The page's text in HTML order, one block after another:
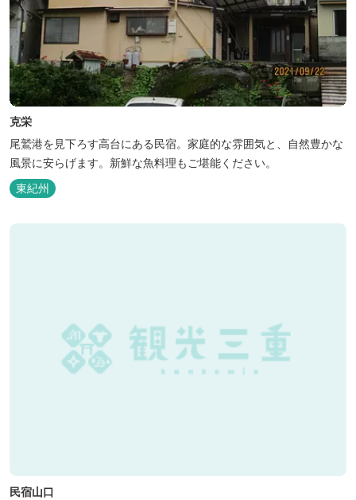
克栄
尾鷲港を見下ろす高台にある民宿。家庭的な雰囲気と、自然豊かな
風景に安らげます。新鮮な魚料理もご堪能ください。
東紀州
民宿山口